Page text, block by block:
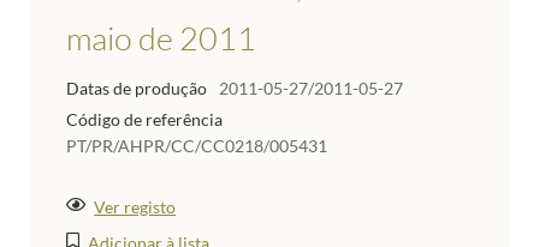
maio de 2011
Datas de produção
2011-05-27/2011-05-27
Código de referência
PT/PR/AHPR/CC/CC0218/005431
Ver registo
Adicionar à lista